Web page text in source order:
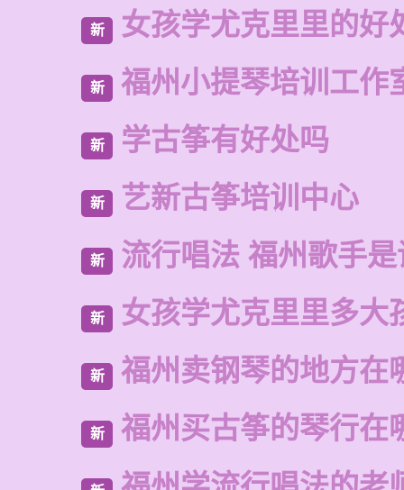
新 女孩学尤克里里的好
新 福州小提琴培训工作
新 学古筝有好处吗
新 艺新古筝培训中心
新 流行唱法 福州歌手
新 女孩学尤克里里多大
新 福州卖钢琴的地方在
新 福州买古筝的琴行在